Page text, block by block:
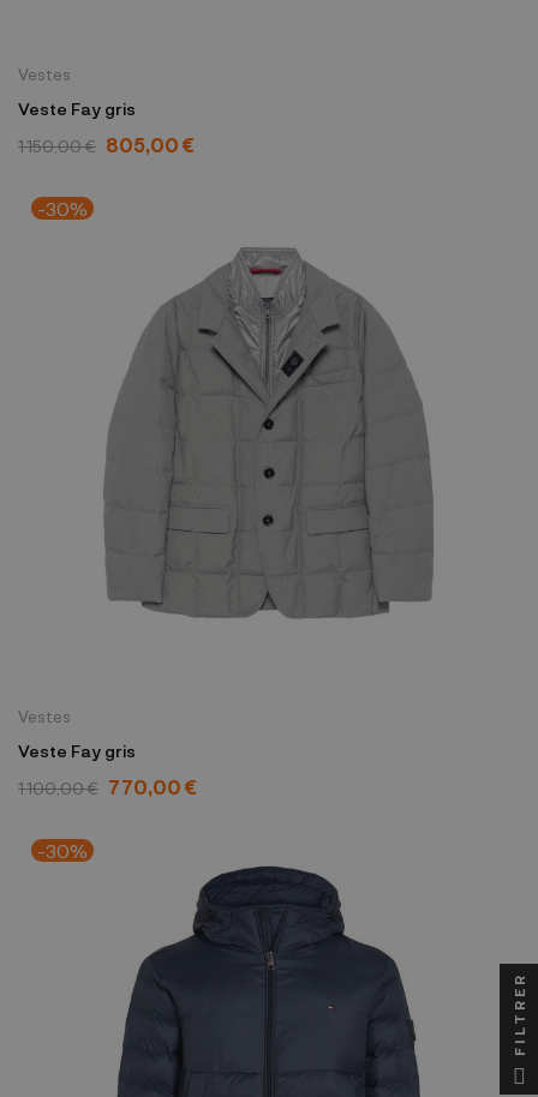
Vestes
Veste Fay gris
1 150,00 € 805,00 €
-30%
Vestes
Veste Fay gris
1 100,00 € 770,00 €
-30%
FILTRER